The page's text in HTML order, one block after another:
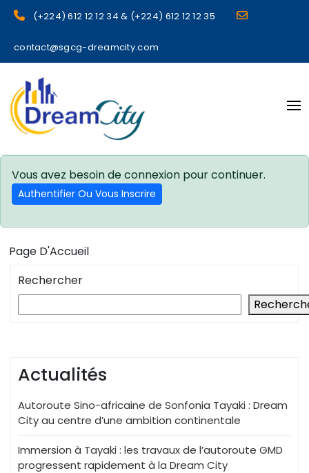
(+224) 612 12 12 34 & (+224) 612 12 12 35
contact@sgcg-dreamcity.com
sgcg dreamcity
Vous avez besoin de connexion pour continuer.
Authentifier Ou Vous Inscrire
Page D'Accueil
Rechercher
Actualités
Autoroute Sino-africaine de Sonfonia Tayaki : Dream
City au centre d’une ambition continentale
Immersion à Tayaki : les travaux de l’autoroute GMD
progressent rapidement à la Dream City